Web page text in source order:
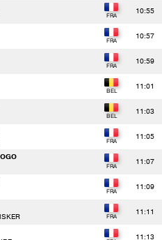
10:55
10:57
10:59
11:01
11:03
11:05
11:07
11:09
11:11
11:13